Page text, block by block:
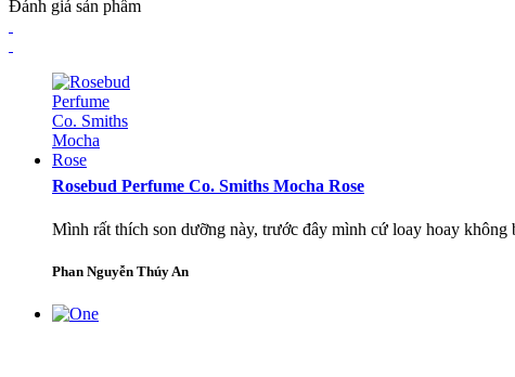
Đánh giá sản phẩm
Rosebud Perfume Co. Smiths Mocha Rose
Mình rất thích son dưỡng này, trước đây mình cứ loay hoay
Phan Nguyễn Thúy An